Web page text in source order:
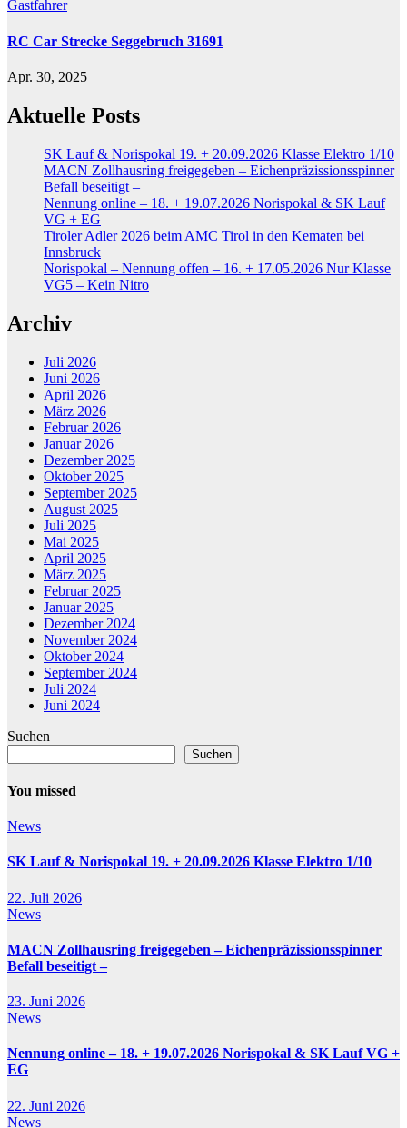
Gastfahrer
RC Car Strecke Seggebruch 31691
Apr. 30, 2025
Aktuelle Posts
SK Lauf & Norispokal 19. + 20.09.2026 Klasse Elektro 1/10
MACN Zollhausring freigegeben – Eichenpräzissionsspinner
Befall beseitigt –
Nennung online – 18. + 19.07.2026 Norispokal & SK Lauf
VG + EG
Tiroler Adler 2026 beim AMC Tirol in den Kematen bei
Innsbruck
Norispokal – Nennung offen – 16. + 17.05.2026 Nur Klasse
VG5 – Kein Nitro
Archiv
Juli 2026
Juni 2026
April 2026
März 2026
Februar 2026
Januar 2026
Dezember 2025
Oktober 2025
September 2025
August 2025
Juli 2025
Mai 2025
April 2025
März 2025
Februar 2025
Januar 2025
Dezember 2024
November 2024
Oktober 2024
September 2024
Juli 2024
Juni 2024
Suchen
Suchen
You missed
News
SK Lauf & Norispokal 19. + 20.09.2026 Klasse Elektro 1/10
22. Juli 2026
News
MACN Zollhausring freigegeben – Eichenpräzissionsspinner
Befall beseitigt –
23. Juni 2026
News
Nennung online – 18. + 19.07.2026 Norispokal & SK Lauf VG +
EG
22. Juni 2026
News